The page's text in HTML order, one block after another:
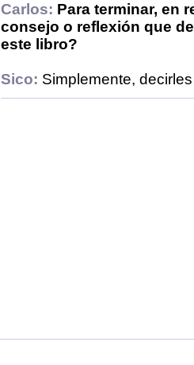
Carlos: Para terminar, en
consejo o reflexión que
este libro?
Sico: Simplemente,